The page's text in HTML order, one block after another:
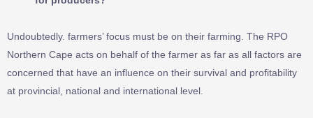
Undoubtedly. farmers’ focus must be on their farming. The RPO
Northern Cape acts on behalf of the farmer as far as all factors are
concerned that have an influence on their survival and profitability
at provincial, national and international level.